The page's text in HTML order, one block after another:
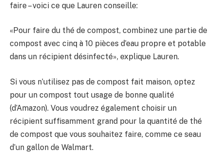
faire – voici ce que Lauren conseille:
«Pour faire du thé de compost, combinez une partie de
compost avec cinq à 10 pièces d’eau propre et potable
dans un récipient désinfecté», explique Lauren.
Si vous n’utilisez pas de compost fait maison, optez
pour un compost tout usage de bonne qualité
(d’Amazon). Vous voudrez également choisir un
récipient suffisamment grand pour la quantité de thé
de compost que vous souhaitez faire, comme ce seau
d’un gallon de Walmart.